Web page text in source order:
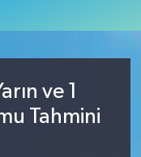
ve 1
Tahmini